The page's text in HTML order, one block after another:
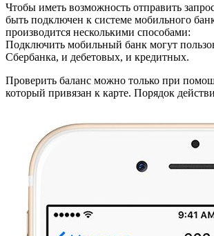
Чтобы иметь возможность отправить
быть подключен к системе мобильного
производится несколькими способами:
Подключить мобильный банк могут
Сбербанка, и дебетовых, и кредитных.
Проверить баланс можно только при
который привязан к карте. Порядок